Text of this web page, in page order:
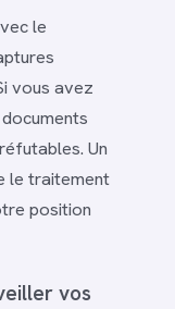
le
vous avez
Un
le traitement
position
vos